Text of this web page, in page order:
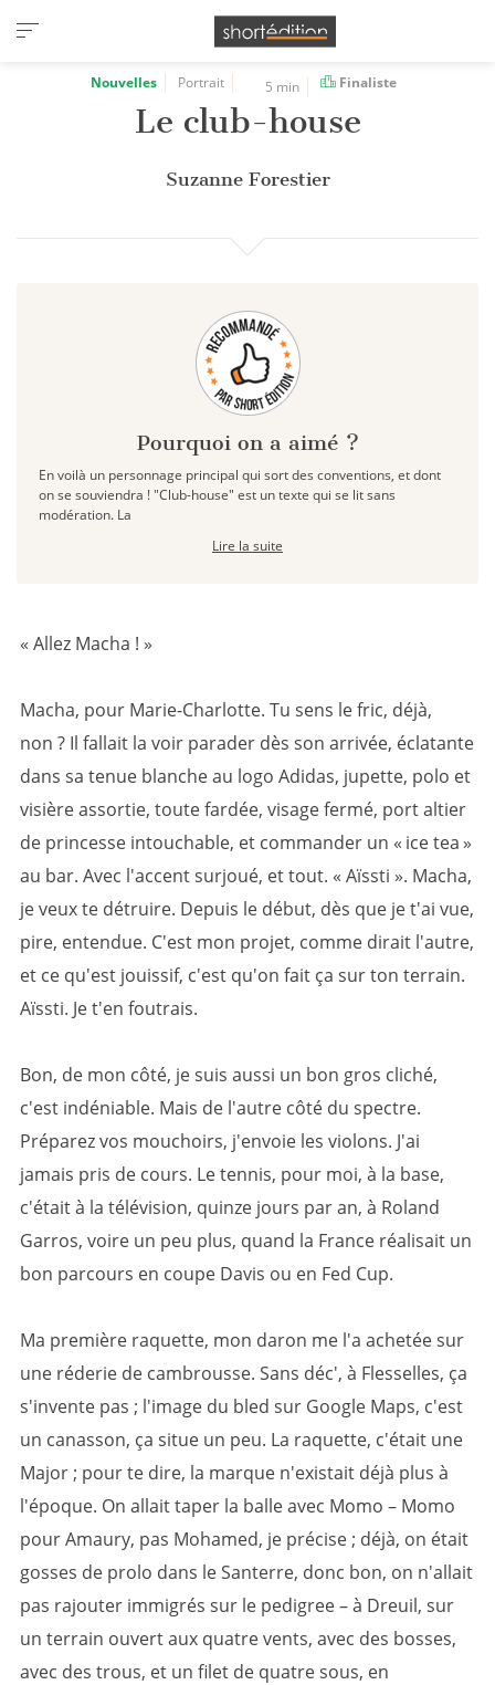
Panneau de gestion des cookies
Nouvelles Portrait 5 min Finaliste
Le club-house
Suzanne Forestier
Pourquoi on a aimé ?
En voilà un personnage principal qui sort des conventions, et dont
on se souviendra ! "Club-house" est un texte qui se lit sans
modération. La
Lire la suite
« Allez Macha ! »
Macha, pour Marie-Charlotte. Tu sens le fric, déjà,
non ? Il fallait la voir parader dès son arrivée, éclatante
dans sa tenue blanche au logo Adidas, jupette, polo et
visière assortie, toute fardée, visage fermé, port altier
de princesse intouchable, et commander un « ice tea »
au bar. Avec l'accent surjoué, et tout. « Aïssti ». Macha,
je veux te détruire. Depuis le début, dès que je t'ai vue,
pire, entendue. C'est mon projet, comme dirait l'autre,
et ce qu'est jouissif, c'est qu'on fait ça sur ton terrain.
Aïssti. Je t'en foutrais.
Bon, de mon côté, je suis aussi un bon gros cliché,
c'est indéniable. Mais de l'autre côté du spectre.
Préparez vos mouchoirs, j'envoie les violons. J'ai
jamais pris de cours. Le tennis, pour moi, à la base,
c'était à la télévision, quinze jours par an, à Roland
Garros, voire un peu plus, quand la France réalisait un
bon parcours en coupe Davis ou en Fed Cup.
Ma première raquette, mon daron me l'a achetée sur
une réderie de cambrousse. Sans déc', à Flesselles, ça
s'invente pas ; l'image du bled sur Google Maps, c'est
un canasson, ça situe un peu. La raquette, c'était une
Major ; pour te dire, la marque n'existait déjà plus à
l'époque. On allait taper la balle avec Momo – Momo
pour Amaury, pas Mohamed, je précise ; déjà, on était
gosses de prolo dans le Santerre, donc bon, on n'allait
pas rajouter immigrés sur le pedigree – à Dreuil, sur
un terrain ouvert aux quatre vents, avec des bosses,
avec des trous, et un filet de quatre sous, en